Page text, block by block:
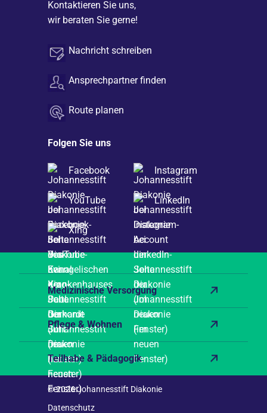
Kontaktieren Sie uns,
wir beraten Sie gerne!
Nachricht schreiben
Ansprechpartner finden
Route planen
Folgen Sie uns
Facebook Instagram
YouTube LinkedIn
Xing
Medizinische Versorgung
Pflege & Wohnen
Teilhabe & Pädagogik
© 2026 Johannesstift Diakonie
Datenschutz